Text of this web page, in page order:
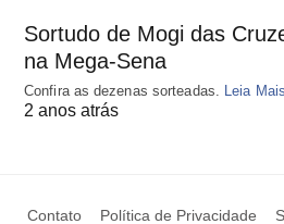
Sortudo de Mogi das
na Mega-Sena
Confira as dezenas sorteadas. Leia Mais
2 anos atrás
Contato Política de Privacidade